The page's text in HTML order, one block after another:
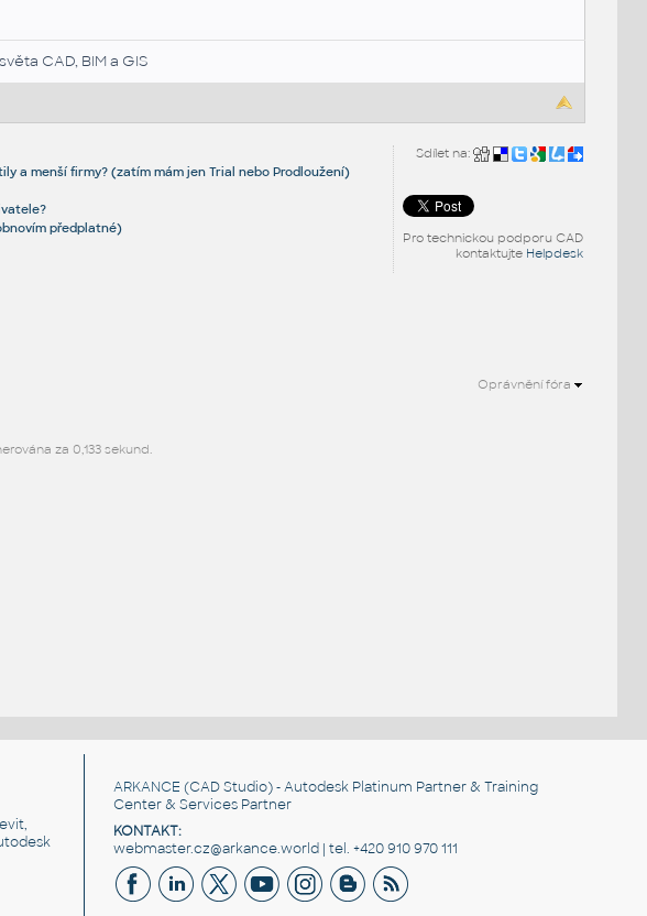
CAD, BIM a GIS
Sdílet na:
Pro technickou podporu CAD
kontaktujte Helpdesk
a menší firmy? (zatím mám jen Trial nebo Prodloužení)
předplatné)
Oprávnění fóra
za 0,133 sekund.
ARKANCE (CAD Studio) - Autodesk Platinum Partner & Training
Center & Services Partner
KONTAKT:
webmaster.cz@arkance.world | tel. +420 910 970 111